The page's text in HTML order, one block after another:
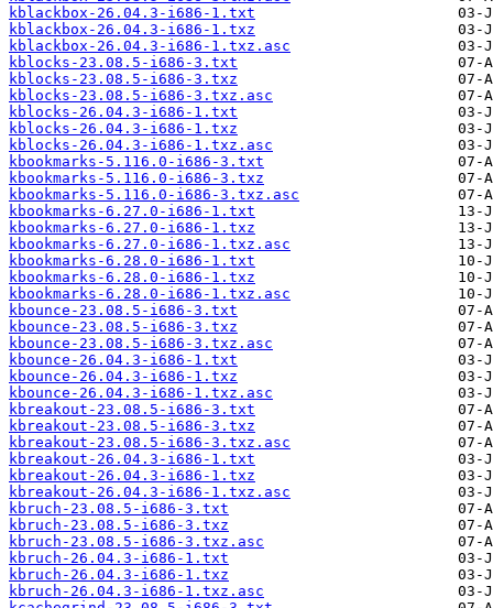
kblackbox-26.04.3-i686-1.txt
kblackbox-26.04.3-i686-1.txz
kblackbox-26.04.3-i686-1.txz.asc
kblocks-23.08.5-i686-3.txt
kblocks-23.08.5-i686-3.txz
kblocks-23.08.5-i686-3.txz.asc
kblocks-26.04.3-i686-1.txt
kblocks-26.04.3-i686-1.txz
kblocks-26.04.3-i686-1.txz.asc
kbookmarks-5.116.0-i686-3.txt
kbookmarks-5.116.0-i686-3.txz
kbookmarks-5.116.0-i686-3.txz.asc
kbookmarks-6.27.0-i686-1.txt
kbookmarks-6.27.0-i686-1.txz
kbookmarks-6.27.0-i686-1.txz.asc
kbookmarks-6.28.0-i686-1.txt
kbookmarks-6.28.0-i686-1.txz
kbookmarks-6.28.0-i686-1.txz.asc
kbounce-23.08.5-i686-3.txt
kbounce-23.08.5-i686-3.txz
kbounce-23.08.5-i686-3.txz.asc
kbounce-26.04.3-i686-1.txt
kbounce-26.04.3-i686-1.txz
kbounce-26.04.3-i686-1.txz.asc
kbreakout-23.08.5-i686-3.txt
kbreakout-23.08.5-i686-3.txz
kbreakout-23.08.5-i686-3.txz.asc
kbreakout-26.04.3-i686-1.txt
kbreakout-26.04.3-i686-1.txz
kbreakout-26.04.3-i686-1.txz.asc
kbruch-23.08.5-i686-3.txt
kbruch-23.08.5-i686-3.txz
kbruch-23.08.5-i686-3.txz.asc
kbruch-26.04.3-i686-1.txt
kbruch-26.04.3-i686-1.txz
kbruch-26.04.3-i686-1.txz.asc